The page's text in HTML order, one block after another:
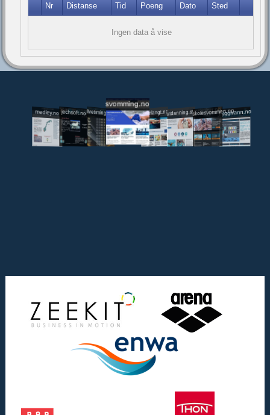
Nr Distanse Tid Poeng Dato Sted
Ingen data å vise
medley.no jechsoft.nolivetiming.medley.no
svomming.no
svomlangt.noutdanning.svomming.no
skolesvommen.notryggivann.no